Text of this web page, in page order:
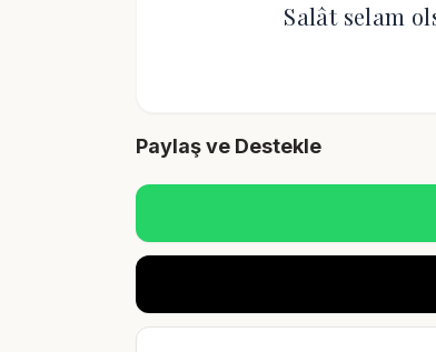
Salât selam
Paylaş ve Destekle